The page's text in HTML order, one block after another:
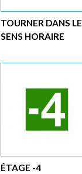
TOURNER DANS LE
SENS HORAIRE
ÉTAGE -4